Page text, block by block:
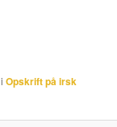
iOpskrift på irsk